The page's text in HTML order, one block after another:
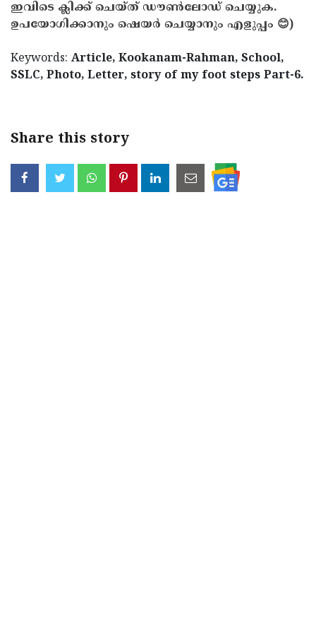
ഇവിടെ ക്ലിക്ക് ചെയ്ത് ഡൗൺലോഡ് ചെയ്യുക.
ഉപയോഗിക്കാനും ഷെയർ ചെയ്യാനും എളുപ്പം 😊)
Keywords: Article, Kookanam-Rahman, School,
SSLC, Photo, Letter, story of my foot steps Part-6.
Share this story